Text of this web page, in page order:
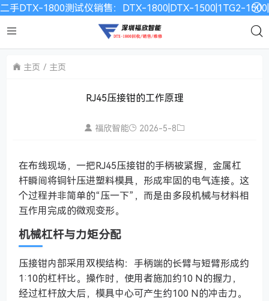
二手DTX-1800测试仪销售：DTX-1800|DTX-1500|1TG2-
主页 主页
RJ45压接钳的工作原理
福欣智能 2026-5-8
在布线现场，一把RJ45压接钳的手柄被紧握，金属杠
杆瞬间将铜针压进塑料模具，形成牢固的电气连接。这
个过程并非简单的“压一下”，而是由多段机械与材料相
互作用完成的微观变形。
机械杠杆与力矩分配
压接钳内部采用双楔结构：手柄端的长臂与短臂形成约
1:10的杠杆比。操作时，使用者施加约10 N的握力，
经过杠杆放大后，模具中心可产生约100 N的冲击力。